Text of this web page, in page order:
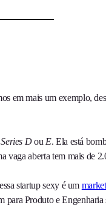
em mais um exemplo,
Series Dou E. Ela está
vaga aberta tem mais de
startup sexy é um
para Produto e